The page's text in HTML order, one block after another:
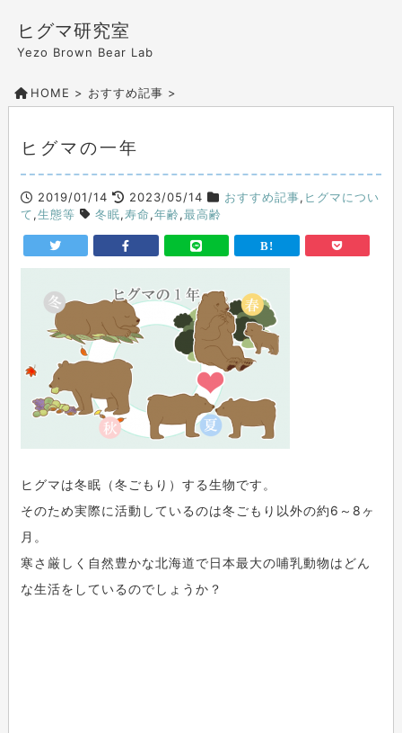
ヒグマ研究室
Yezo Brown Bear Lab
HOME > おすすめ記事 >
ヒグマの一年
2019/01/14 2023/05/14 おすすめ記事, ヒグマについ
て,生態等 冬眠,寿命,年齢,最高齢
ヒグマは冬眠（冬ごもり）する生物です。
そのため実際に活動しているのは冬ごもり以外の約6～8ヶ
月。
寒さ厳しく自然豊かな北海道で日本最大の哺乳動物はどん
な生活をしているのでしょうか？